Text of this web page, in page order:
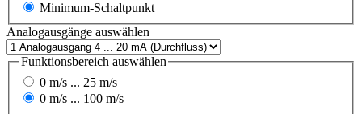
Minimum-Schaltpunkt
Analogausgänge auswählen
Funktionsbereich auswählen
0 m/s ... 25 m/s
0 m/s ... 100 m/s